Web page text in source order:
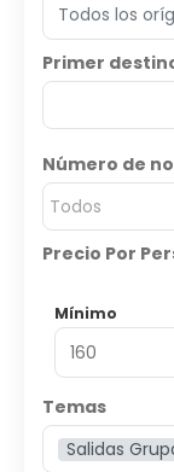
Primer
Número de
Todos
Precio Por
Mínimo
Temas
Salidas